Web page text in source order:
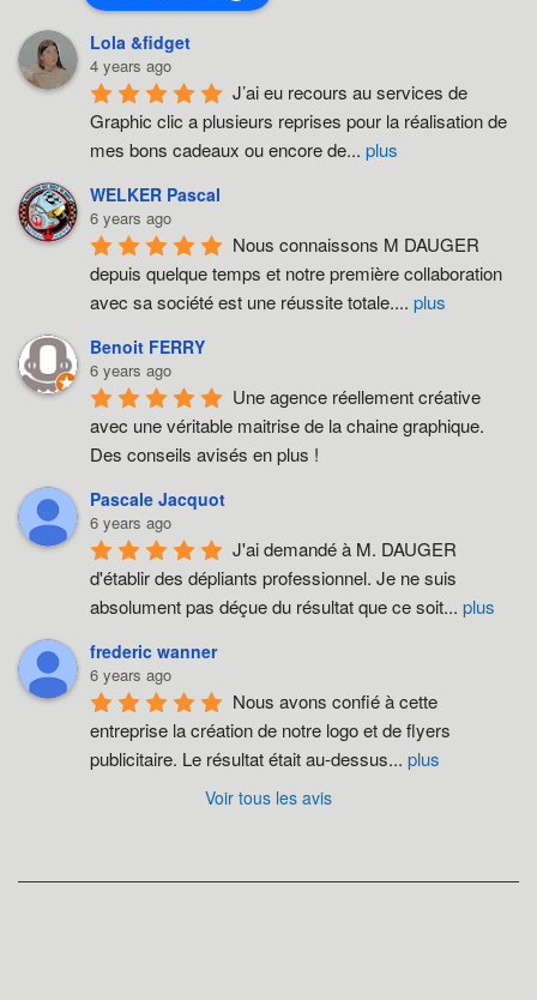
a
t
n
Lola &fidget
4 years ago
J’ai eu recours au services de
Graphic clic a plusieurs reprises pour la réalisation de
mes bons cadeaux ou encore de... plus
WELKER Pascal
6 years ago
Nous connaissons M DAUGER
depuis quelque temps et notre première collaboration
avec sa société est une réussite totale.... plus
Benoit FERRY
6 years ago
Une agence réellement créative
avec une véritable maitrise de la chaine graphique.
Des conseils avisés en plus !
Pascale Jacquot
6 years ago
J'ai demandé à M. DAUGER
d'établir des dépliants professionnel. Je ne suis
absolument pas déçue du résultat que ce soit... plus
frederic wanner
6 years ago
Nous avons confié à cette
entreprise la création de notre logo et de flyers
publicitaire. Le résultat était au-dessus... plus
Voir tous les avis